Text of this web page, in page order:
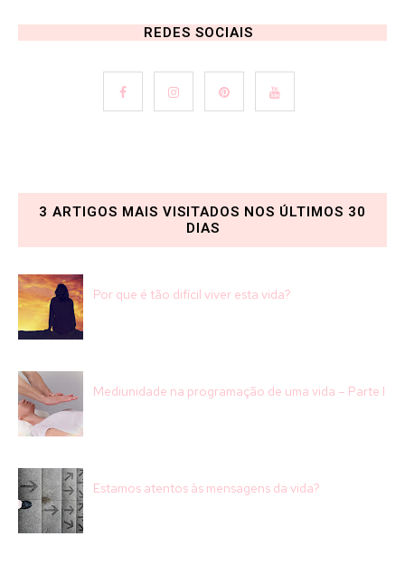
REDES SOCIAIS
3 ARTIGOS MAIS VISITADOS NOS ÚLTIMOS 30
DIAS
Por que é tão difícil viver esta vida?
Mediunidade na programação de uma vida – Parte I
Estamos atentos às mensagens da vida?